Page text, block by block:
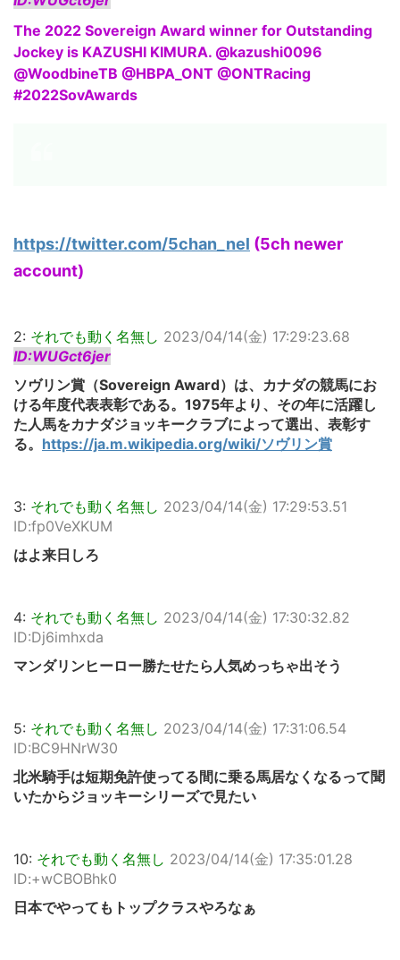
The 2022 Sovereign Award winner for Outstanding
Jockey is KAZUSHI KIMURA. @kazushi0096
@WoodbineTB @HBPA_ONT @ONTRacing
#2022SovAwards
https://twitter.com/5chan_nel (5ch newer
account)
2: それでも動く名無し 2023/04/14(金) 17:29:23.68
ID:WUGct6jer
ソヴリン賞（Sovereign Award）は、カナダの競馬にお
ける年度代表表彰である。1975年より、その年に活躍し
た人馬をカナダジョッキークラブによって選出、表彰す
る。 https://ja.m.wikipedia.org/wiki/ソヴリン賞
3: それでも動く名無し 2023/04/14(金) 17:29:53.51
ID:fp0VeXKUM
はよ来日しろ
4: それでも動く名無し 2023/04/14(金) 17:30:32.82
ID:Dj6imhxda
マンダリンヒーロー勝たせたら人気めっちゃ出そう
5: それでも動く名無し 2023/04/14(金) 17:31:06.54
ID:BC9HNrW30
北米騎手は短期免許使ってる間に乗る馬居なくなるって聞
いたからジョッキーシリーズで見たい
10: それでも動く名無し 2023/04/14(金) 17:35:01.28
ID:+wCBOBhk0
日本でやってもトップクラスやろなぁ